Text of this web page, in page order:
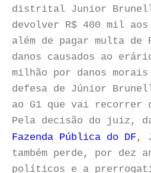
distrital Junior
devolver R$ 400 mil
além de pagar multa de
danos causados ao
milhão por danos
defesa de Júnior
ao G1 que vai recorrer
Pela decisão do juiz,
Fazenda Pública do DF ,
também perde, por dez
políticos e a